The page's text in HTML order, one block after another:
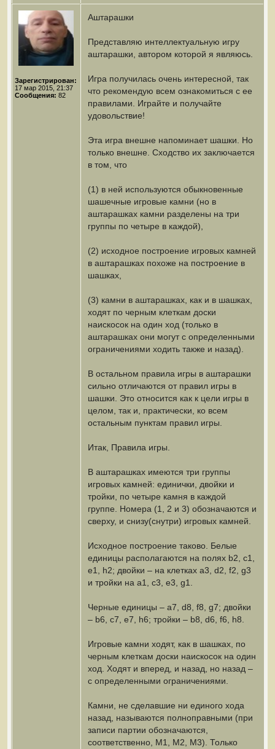
Зарегистрирован:
17 мар 2015, 21:37
Сообщения: 82
Аштарашки
Представляю интеллектуальную игру
аштарашки, автором которой я являюсь.
Игра получилась очень интересной, так
что рекомендую всем ознакомиться с ее
правилами. Играйте и получайте
удовольствие!
Эта игра внешне напоминает шашки. Но
только внешне. Сходство их заключается
в том, что
(1) в ней используются обыкновенные
шашечные игровые камни (но в
аштарашках камни разделены на три
группы по четыре в каждой),
(2) исходное построение игровых камней
в аштарашках похоже на построение в
шашках,
(3) камни в аштарашках, как и в шашках,
ходят по черным клеткам доски
наискосок на один ход (только в
аштарашках они могут с определенными
ограничениями ходить также и назад).
В остальном правила игры в аштарашки
сильно отличаются от правил игры в
шашки. Это относится как к цели игры в
целом, так и, практически, ко всем
остальным пунктам правил игры.
Итак, Правила игры.
В аштарашках имеются три группы
игровых камней: единички, двойки и
тройки, по четыре камня в каждой
группе. Номера (1, 2 и 3) обозначаются и
сверху, и снизу(снутри) игровых камней.
Исходное построение таково. Белые
единицы располагаются на полях b2, c1,
e1, h2; двойки – на клетках a3, d2, f2, g3
и тройки на a1, c3, e3, g1.
Черные единицы – a7, d8, f8, g7; двойки
– b6, c7, e7, h6; тройки – b8, d6, f6, h8.
Игровые камни ходят, как в шашках, по
черным клеткам доски наискосок на один
ход. Ходят и вперед, и назад, но назад –
с определенными ограничениями.
Камни, не сделавшие ни единого хода
назад, называются полноправными (при
записи партии обозначаются,
соответственно, М1, М2, М3). Только